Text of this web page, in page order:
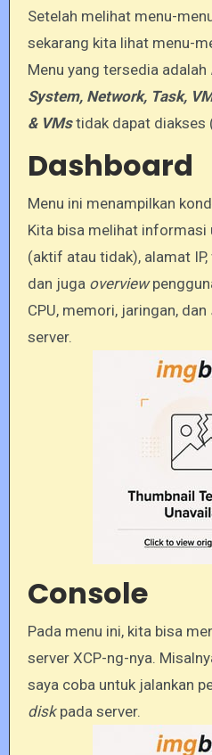
Setelah melihat menu-
sekarang kita lihat menu-
Menu yang tersedia adalah
System, Network, Task,
& VMstidak dapat diakses
Dashboard
Menu ini menampilkan
Kita bisa melihat
(aktif atau tidak), alamat
dan juga overview
CPU, memori, jaringan, dan
server.
Console
Pada menu ini, kita bisa
server XCP-ng-nya.
saya coba untuk jalankan
diskpada server.